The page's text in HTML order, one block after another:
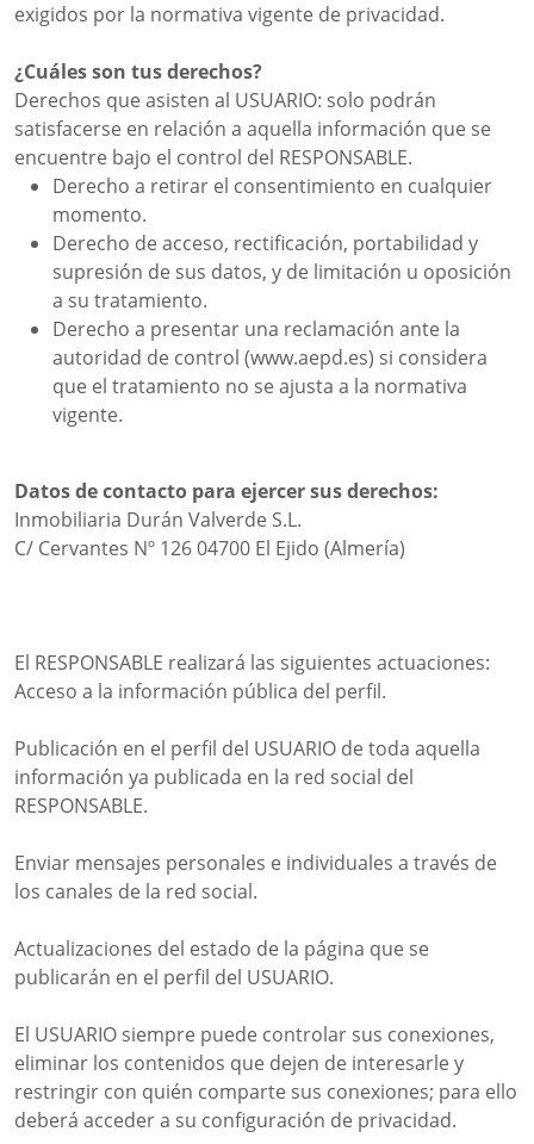
exigidos por la normativa vigente de privacidad.
¿Cuáles son tus derechos?
Derechos que asisten al USUARIO: solo podrán
satisfacerse en relación a aquella información que se
encuentre bajo el control del RESPONSABLE.
Derecho a retirar el consentimiento en cualquier
momento.
Derecho de acceso, rectificación, portabilidad y
supresión de sus datos, y de limitación u oposición
a su tratamiento.
Derecho a presentar una reclamación ante la
autoridad de control (www.aepd.es) si considera
que el tratamiento no se ajusta a la normativa
vigente.
Datos de contacto para ejercer sus derechos:
Inmobiliaria Durán Valverde S.L.
C/ Cervantes Nº 126 04700 El Ejido (Almería)
El RESPONSABLE realizará las siguientes actuaciones:
Acceso a la información pública del perfil.
Publicación en el perfil del USUARIO de toda aquella
información ya publicada en la red social del
RESPONSABLE.
Enviar mensajes personales e individuales a través de
los canales de la red social.
Actualizaciones del estado de la página que se
publicarán en el perfil del USUARIO.
El USUARIO siempre puede controlar sus conexiones,
eliminar los contenidos que dejen de interesarle y
restringir con quién comparte sus conexiones; para ello
deberá acceder a su configuración de privacidad.